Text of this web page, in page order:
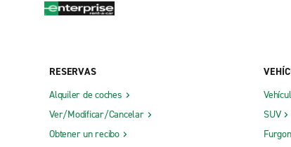
RESERVAS
Alquiler de coches
Ver/Modificar/Cancelar
Obtener un recibo
SUV